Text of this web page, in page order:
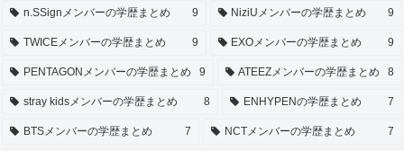
n.SSignメンバーの学歴まとめ 9 NiziUメンバーの学歴まとめ 9
TWICEメンバーの学歴まとめ 9 EXOメンバーの学歴まとめ 9
PENTAGONメンバーの学歴まとめ 9 ATEEZメンバーの学歴まとめ 8
stray kidsメンバーの学歴まとめ 8 ENHYPENの学歴まとめ 7
BTSメンバーの学歴まとめ 7 NCTメンバーの学歴まとめ 7